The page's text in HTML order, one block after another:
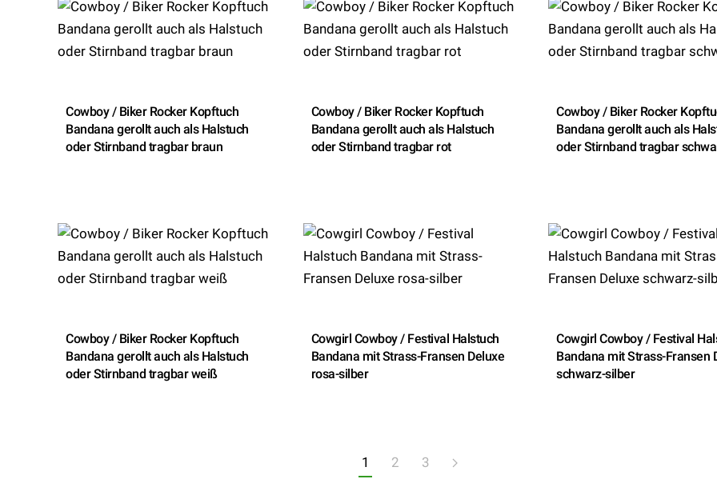
Cowboy / Biker Rocker Kopftuch
Bandana gerollt auch als Halstuch
oder Stirnband tragbar braun
Cowboy / Biker Rocker Kopftuch
Bandana gerollt auch als Halstuch
oder Stirnband tragbar rot
Cowboy / Biker Rocker
Bandana gerollt auch als
oder Stirnband tragbar
Cowboy / Biker Rocker Kopftuch
Bandana gerollt auch als Halstuch
oder Stirnband tragbar weiß
Cowgirl Cowboy / Festival Halstuch
Bandana mit Strass-Fransen Deluxe
rosa-silber
Cowgirl Cowboy / Festival
Bandana mit Strass-Fransen
schwarz-silber
1 2 3